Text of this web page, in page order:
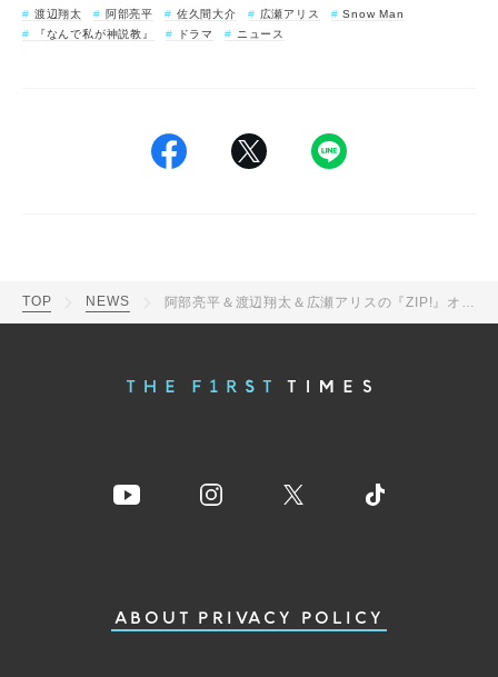
渡辺翔太 阿部亮平 佐久間大介 広瀬アリス
Snow Man
『なんで私が神説教』
ドラマ ニュース
TOP NEWS 阿部亮平＆渡辺翔太＆広瀬アリスの『ZIP!』オフショット公開！佐久間大介は「翔太が阿部ちゃんと『ZIP!』出てるぞ！！ずるいって！！！」と反応
ABOUT PRIVACY POLICY